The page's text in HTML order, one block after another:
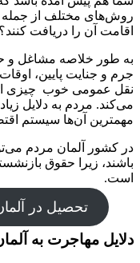
روش‌های مختلف از جمله
اقامت آن را دریافت کنند؟
به طور خلاصه مشاغل و
جرم و جنایت پایین،
نقل عمومی خوب چیزی
می‌کند. مردم به دلایل
مهمترین آن‌ها سیستم
در کشور آلمان مردم
است.
تحصیل در
دلایل مهاجرت به